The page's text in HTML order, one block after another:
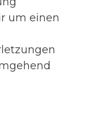
um einen